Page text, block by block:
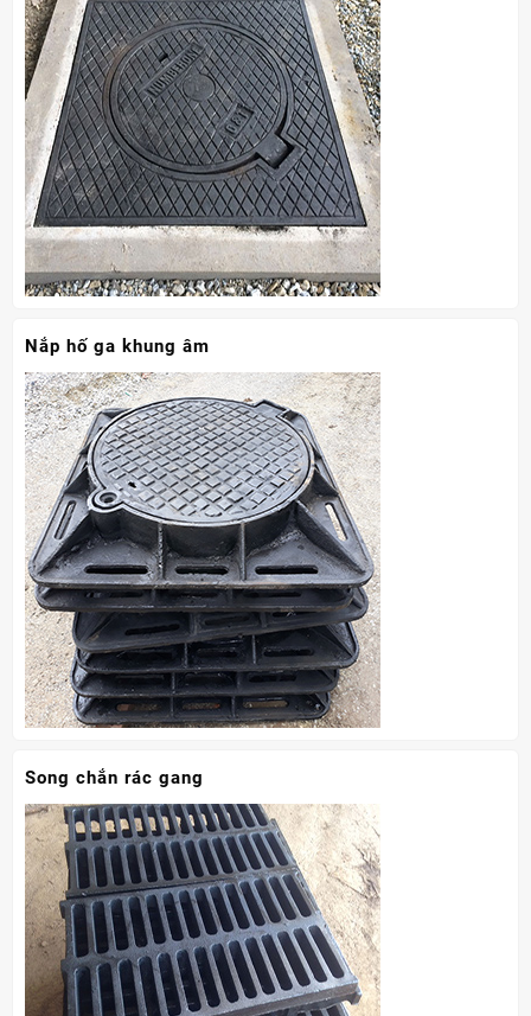
Nắp hố ga khung âm
Song chắn rác gang